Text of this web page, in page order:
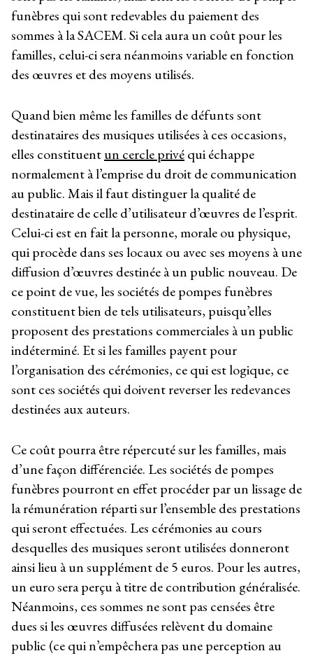
funèbres qui sont redevables du paiement des
sommes à la SACEM. Si cela aura un coût pour les
familles, celui-ci sera néanmoins variable en fonction
des œuvres et des moyens utilisés.
Quand bien même les familles de défunts sont
destinataires des musiques utilisées à ces occasions,
elles constituentun cercle privéqui échappe
normalement à l’emprise du droit de communication
au public. Mais il faut distinguer la qualité de
destinataire de celle d’utilisateur d’œuvres de l’esprit.
Celui-ci est en fait la personne, morale ou physique,
qui procède dans ses locaux ou avec ses moyens à une
diffusion d’œuvres destinée à un public nouveau. De
ce point de vue, les sociétés de pompes funèbres
constituent bien de tels utilisateurs, puisqu’elles
proposent des prestations commerciales à un public
indéterminé. Et si les familles payent pour
l’organisation des cérémonies, ce qui est logique, ce
sont ces sociétés qui doivent reverser les redevances
destinées aux auteurs.
Ce coût pourra être répercuté sur les familles, mais
d’une façon différenciée. Les sociétés de pompes
funèbres pourront en effet procéder par un lissage de
la rémunération réparti sur l’ensemble des prestations
qui seront effectuées. Les cérémonies au cours
desquelles des musiques seront utilisées donneront
ainsi lieu à un supplément de 5 euros. Pour les autres,
un euro sera perçu à titre de contribution généralisée.
Néanmoins, ces sommes ne sont pas censées être
dues si les œuvres diffusées relèvent du domaine
public (ce qui n’empêchera pas une perception au